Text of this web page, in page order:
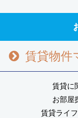
賃貸物件
賃貸に
お部屋
賃貸ライ